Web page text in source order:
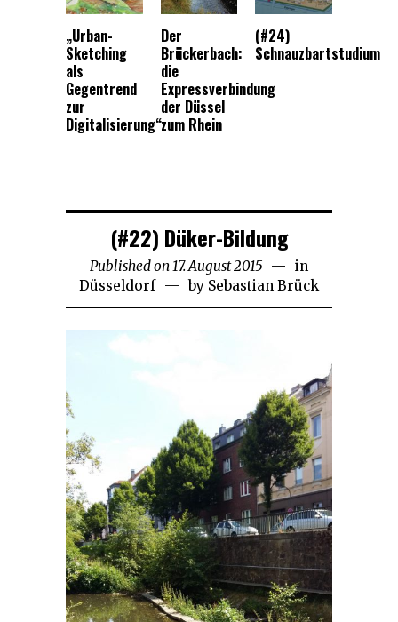
„Urban-
Sketching
als
Gegentrend
zur
Digitalisierung“
Der
Brückerbach:
die
Expressverbindung
der Düssel
zum Rhein
(#24)
Schnauzbartstudium
(#22) Düker-Bildung
Published on17. August 2015 21.
November
2018
in
Düsseldorf
by Sebastian Brück